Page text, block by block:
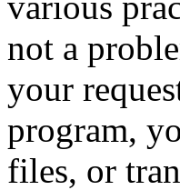
not a
your
program,
files, or